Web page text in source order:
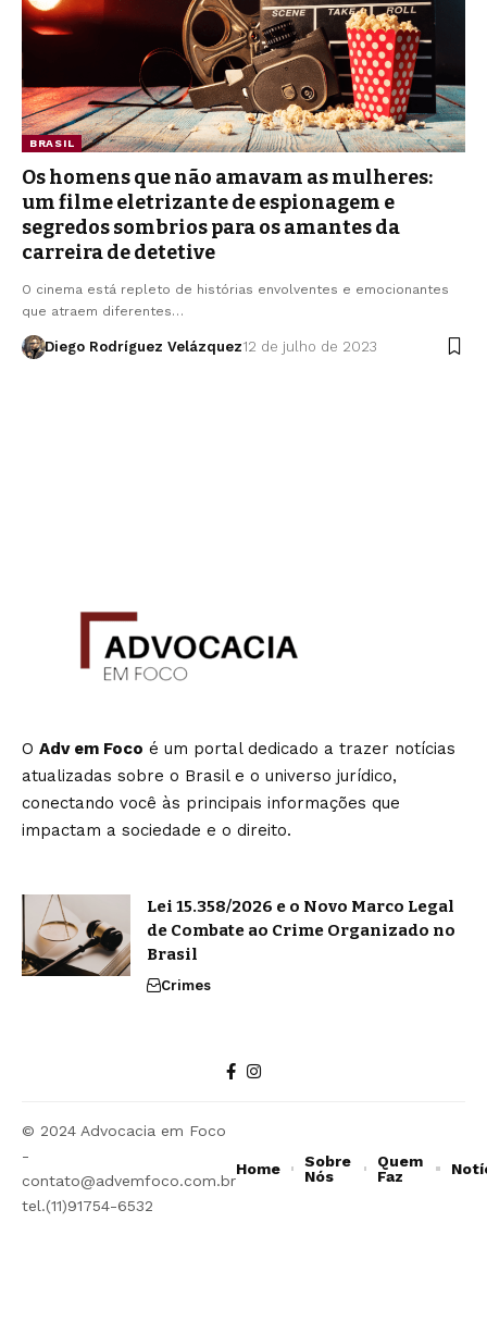
BRASIL
Os homens que não amavam as mulheres:
um filme eletrizante de espionagem e
segredos sombrios para os amantes da
carreira de detetive
O cinema está repleto de histórias envolventes e emocionantes
que atraem diferentes…
Diego Rodríguez Velázquez12 de julho de 2023
O Adv em Foco é um portal dedicado a trazer notícias
atualizadas sobre o Brasil e o universo jurídico,
conectando você às principais informações que
impactam a sociedade e o direito.
Lei 15.358/2026 e o Novo Marco Legal
de Combate ao Crime Organizado no
Brasil
Crimes
© 2024 Advocacia em Foco
-
contato@advemfoco.com.br
tel.(11)91754-6532
Home
Sobre
Nós
Quem
Faz